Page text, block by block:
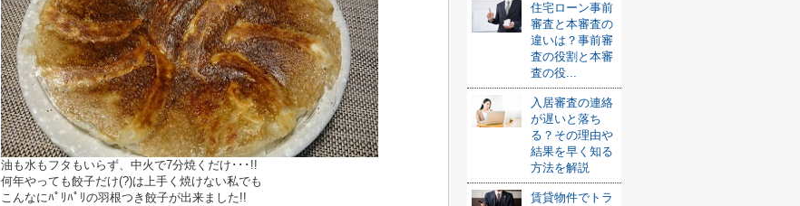
油も水もフタもいらず、中火で7分焼くだけ･･･!!
何年やっても餃子だけ(?)は上手く焼けない私でも
こんなにﾊﾟﾘﾊﾟﾘの羽根つき餃子が出来ました!!
住宅ローン事前
審査と本審査の
違いは？事前審
査の役割と本審
査の役...
入居審査の連絡
が遅いと落ち
る？その理由や
結果を早く知る
方法を解説
賃貸物件でトラ